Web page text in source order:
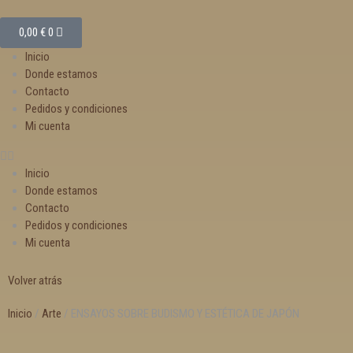
0,00 €0
Inicio
Donde estamos
Contacto
Pedidos y condiciones
Mi cuenta
Inicio
Donde estamos
Contacto
Pedidos y condiciones
Mi cuenta
Volver atrás
Inicio / Arte / ENSAYOS SOBRE BUDISMO Y ESTÉTICA DE JAPÓN